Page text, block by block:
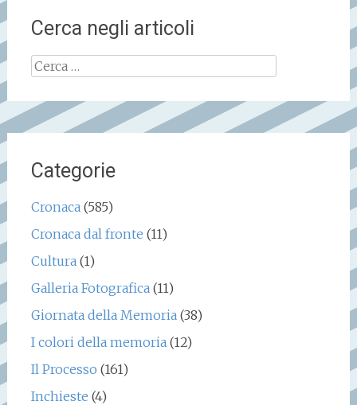
Cerca negli articoli
Ricerca
Categorie
Cronaca(585)
Cronaca dal fronte (11)
Cultura(1)
Galleria Fotografica(11)
Giornata della Memoria(38)
I colori della memoria(12)
Il Processo (161)
Inchieste (4)